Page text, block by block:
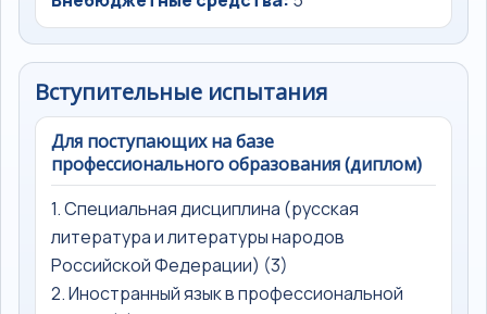
Вступительные испытания
Для поступающих на базе
профессионального образования (диплом)
1. Специальная дисциплина (русская
литература и литературы народов
Российской Федерации) (3)
2. Иностранный язык в профессиональной